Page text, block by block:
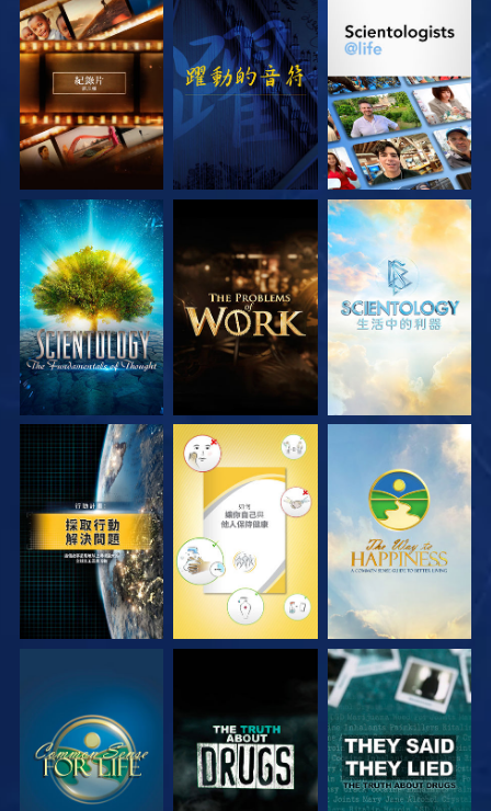
探索系列節目 觀看 探索系列節目
探索系列節目 探索系列節目 探索系列節目
觀看 觀看 觀看
觀看 觀看 觀看